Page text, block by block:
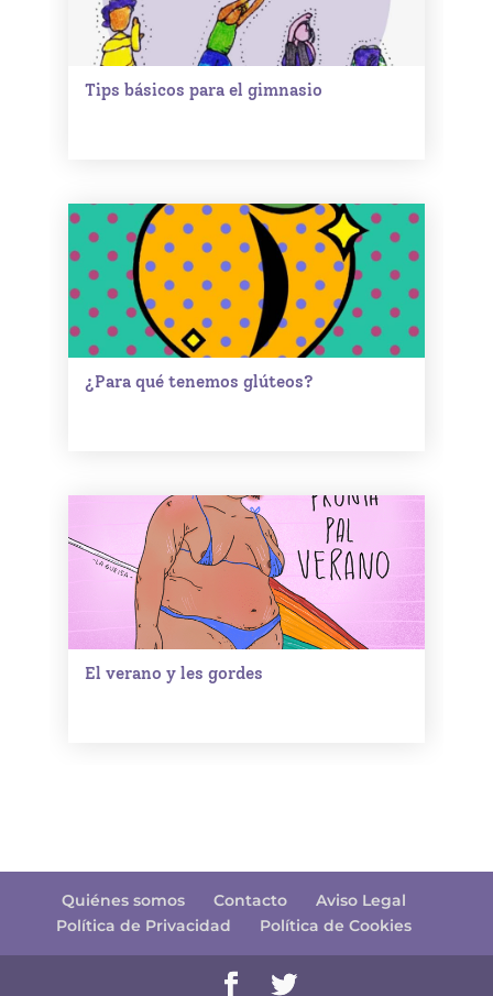
Tips básicos para el gimnasio
¿Para qué tenemos glúteos?
El verano y les gordes
Quiénes somos Contacto
Aviso Legal
Política de Privacidad
Política de Cookies